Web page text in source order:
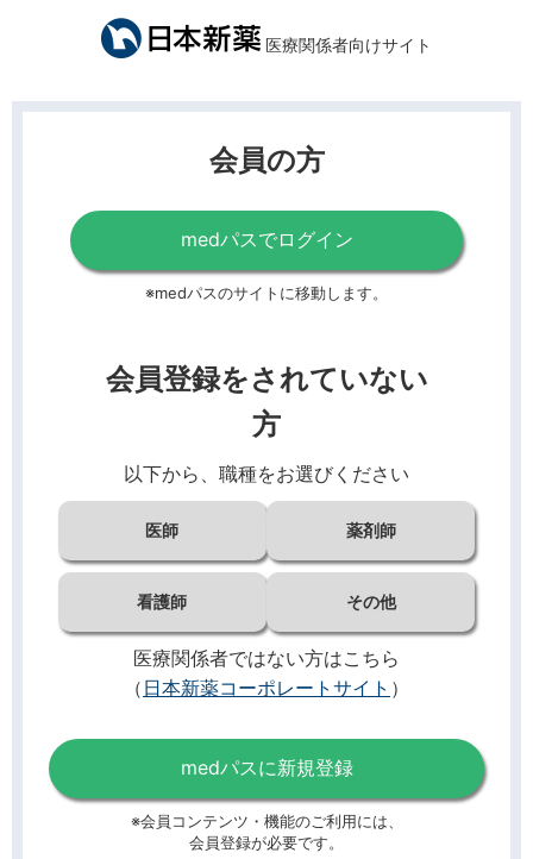
医療関係者向けサイト
会員の方
medパスでログイン
※medパスのサイトに移動します。
会員登録をされていない
方
以下から、職種をお選びください
医師 薬剤師
看護師 その他
医療関係者ではない方はこちら
（ 日本新薬コーポレートサイト ）
medパスに新規登録
※会員コンテンツ・機能のご利用には、
会員登録が必要です。